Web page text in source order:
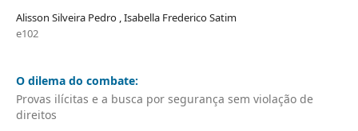
Alisson Silveira Pedro , Isabella Frederico Satim
e102
O dilema do combate:
Provas ilícitas e a busca por segurança sem violação de
direitos